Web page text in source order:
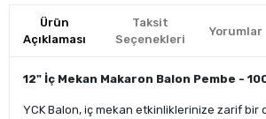
Ürün
Açıklaması
Taksit
Seçenekleri
Yorumlar
12" İç Mekan Makaron Balon Pembe -
YCK Balon, iç mekan etkinliklerinize zarif bir